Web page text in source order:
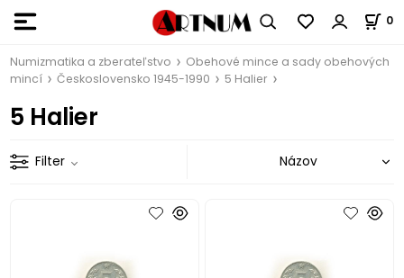
0
Numizmatika a zberateľstvo
Obehové mince a sady obehových
mincí
Československo 1945-1990 5 Halier
5 Halier
Filter